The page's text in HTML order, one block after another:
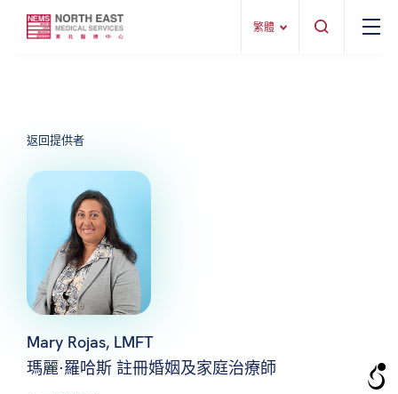
繁體
返回提供者
Mary Rojas, LMFT
瑪麗·羅哈斯 註冊婚姻及家庭治療師